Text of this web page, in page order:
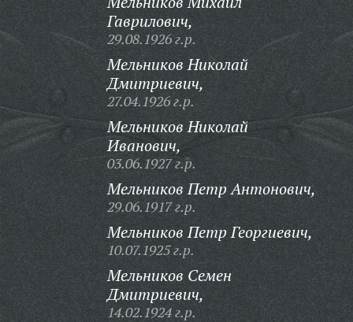
Гаврилович,
29.08.1926 г.р.
Мельников Николай
Дмитриевич,
27.04.1926 г.р.
Мельников Николай
Иванович,
03.06.1927 г.р.
Мельников Петр Антонович,
29.06.1917 г.р.
Мельников Петр Георгиевич,
10.07.1925 г.р.
Мельников Семен
Дмитриевич,
14.02.1924 г.р.